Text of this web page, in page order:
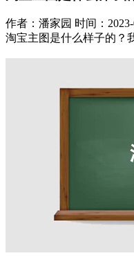
作者：潘家园 时间：2023-
淘宝主图是什么样子的？